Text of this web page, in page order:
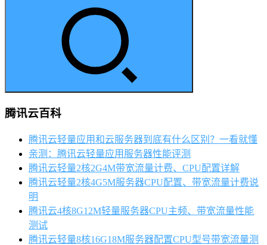
腾讯云百科
腾讯云轻量应用和云服务器到底有什么区别？一看就懂
亲测：腾讯云轻量应用服务器性能评测
腾讯云轻量2核2G4M带宽流量计费、CPU配置详解
腾讯云轻量2核4G5M服务器CPU配置、带宽流量计费说
明
腾讯云4核8G12M轻量服务器CPU主频、带宽流量性能
测试
腾讯云轻量8核16G18M服务器配置CPU型号带宽流量测